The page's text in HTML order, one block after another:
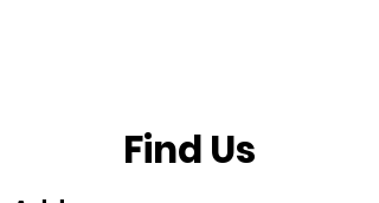
Find Us